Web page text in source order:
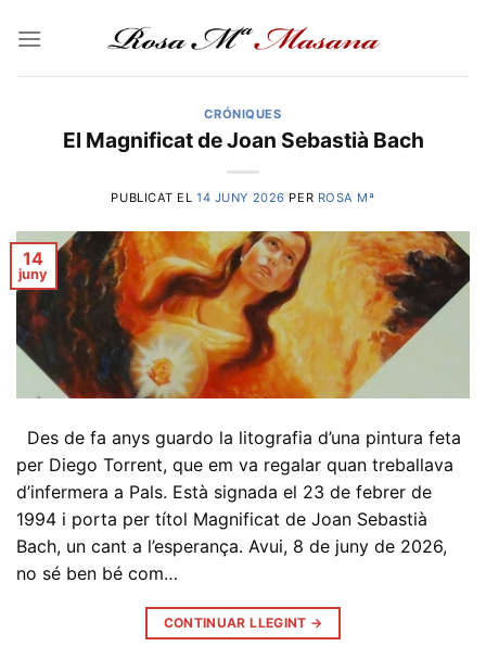
CRÓNIQUES
El Magnificat de Joan Sebastià Bach
PUBLICAT EL14 JUNY 2026 PER ROSA Mª
14
juny
Des de fa anys guardo la litografia d’una pintura feta
per Diego Torrent, que em va regalar quan treballava
d’infermera a Pals. Està signada el 23 de febrer de
1994 i porta per títol Magnificat de Joan Sebastià
Bach, un cant a l’esperança. Avui, 8 de juny de 2026,
no sé ben bé com…
CONTINUAR LLEGINT →